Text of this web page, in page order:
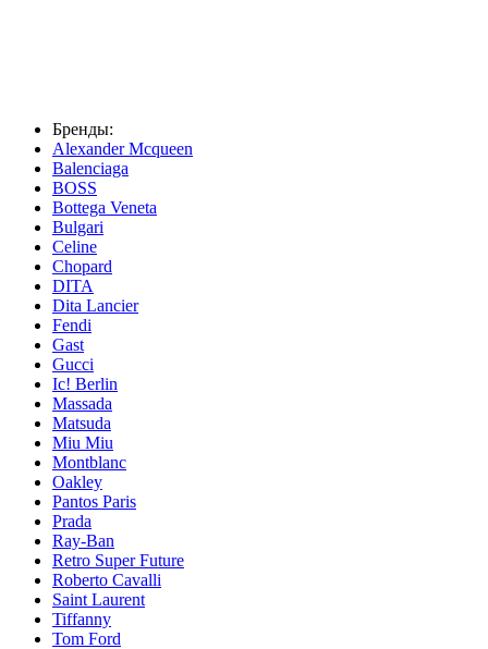
Бренды:
Alexander Mcqueen
Balenciaga
BOSS
Bottega Veneta
Bulgari
Celine
Chopard
DITA
Dita Lancier
Fendi
Gast
Gucci
Ic! Berlin
Massada
Matsuda
Miu Miu
Montblanc
Oakley
Pantos Paris
Prada
Ray-Ban
Retro Super Future
Roberto Cavalli
Saint Laurent
Tiffanny
Tom Ford